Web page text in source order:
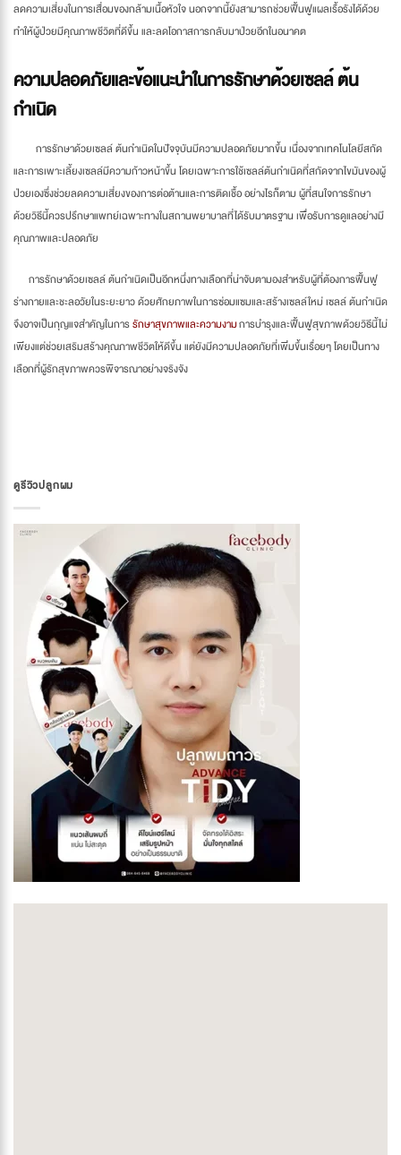
ลดความเสี่ยงในการเสื่อมของกล้ามเนื้อหัวใจ นอกจากนี้ยังสามารถช่วยฟื้นฟูแผลเรื้อรังได้ด้วย
ทำให้ผู้ป่วยมีคุณภาพชีวิตที่ดีขึ้น และลดโอกาสการกลับมาป่วยอีกในอนาคต
ความปลอดภัยและข้อแนะนำในการรักษาด้วยเซลล์ ต้น
กำเนิด
การรักษาด้วยเซลล์ ต้นกำเนิดในปัจจุบันมีความปลอดภัยมากขึ้น เนื่องจากเทคโนโลยีสกัด
และการเพาะเลี้ยงเซลล์มีความก้าวหน้าขึ้น โดยเฉพาะการใช้เซลล์ต้นกำเนิดที่สกัดจากไขมันของผู้
ป่วยเองซึ่งช่วยลดความเสี่ยงของการต่อต้านและการติดเชื้อ อย่างไรก็ตาม ผู้ที่สนใจการรักษา
ด้วยวิธีนี้ควรปรึกษาแพทย์เฉพาะทางในสถานพยาบาลที่ได้รับมาตรฐาน เพื่อรับการดูแลอย่างมี
คุณภาพและปลอดภัย
การรักษาด้วยเซลล์ ต้นกำเนิดเป็นอีกหนึ่งทางเลือกที่น่าจับตามองสำหรับผู้ที่ต้องการฟื้นฟู
ร่างกายและชะลอวัยในระยะยาว ด้วยศักยภาพในการซ่อมแซมและสร้างเซลล์ใหม่ เซลล์ ต้นกำเนิด
จึงอาจเป็นกุญแจสำคัญในการรักษาสุขภาพและความงามการบำรุงและฟื้นฟูสุขภาพด้วยวิธีนี้ไม่
เพียงแต่ช่วยเสริมสร้างคุณภาพชีวิตให้ดีขึ้น แต่ยังมีความปลอดภัยที่เพิ่มขึ้นเรื่อยๆ โดยเป็นทาง
เลือกที่ผู้รักสุขภาพควรพิจารณาอย่างจริงจัง
ดูรีวิวปลูกผม